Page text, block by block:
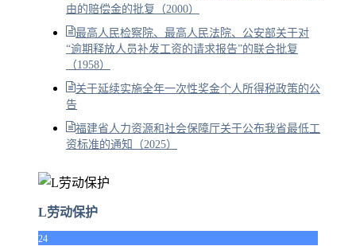
由的赔偿金的批复（2000）
最高人民检察院、最高人民法院、公安部关于对
“逾期释放人员补发工资的请求报告”的联合批复
（1958）
关于延续实施全年一次性奖金个人所得税政策的公
告
福建省人力资源和社会保障厅关于公布我省最低工
资标准的通知（2025）
L劳动保护
24